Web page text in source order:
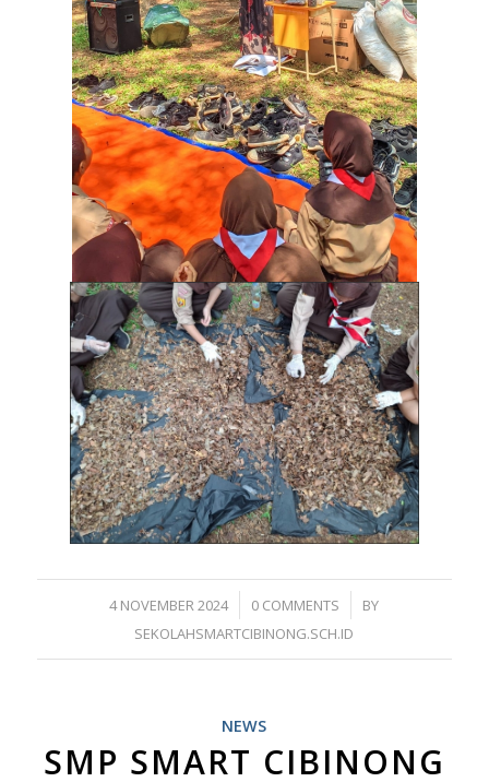
4 NOVEMBER 2024
/ 0 COMMENTS
/
BY
SEKOLAHSMARTCIBINONG.SCH.ID
NEWS
SMP SMART CIBINONG